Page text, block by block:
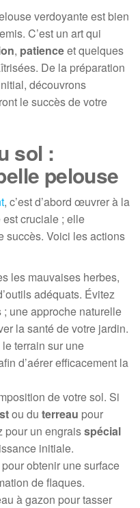
verdoyante est bien
C’est un art qui
, patienceet quelques
De la préparation
découvrons
le succès de votre
sol :
pelouse
, c’est d’abord œuvrer à la
est cruciale ; elle
succès. Voici les actions
les mauvaises herbes,
adéquats. Évitez
une approche naturelle
la santé de votre jardin.
terrain sur une
d’aérer efficacement la
de votre sol. Si
ou du terreau pour
pour un engraisspécial
initiale.
obtenir une surface
de flaques.
à gazon pour tasser